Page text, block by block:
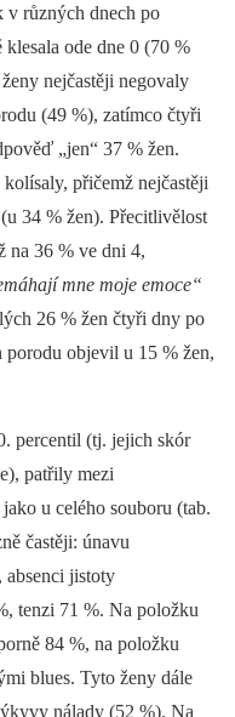
v různých dnech po
ode dne 0 (70 %
nejčastěji negovaly
(49 %), zatímco čtyři
„jen“ 37 % žen.
přičemž nejčastěji
34 % žen). Přecitlivělost
na 36 % ve dni 4,
mne moje emoce“
26 % žen čtyři dny po
porodu objevil u 15 % žen,
percentil (tj. jejich skór
patřily mezi
u celého souboru (tab.
častěji: únavu
jistoty
tenzi 71 %. Na položku
84 %, na položku
blues. Tyto ženy dále
nálady (52 %). Na